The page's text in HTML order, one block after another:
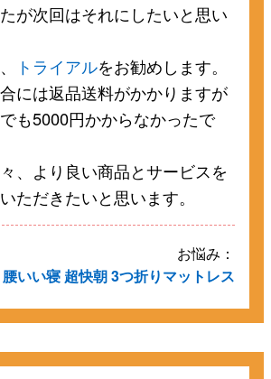
が次回はそれにしたいと思い
トライアルをお勧めします。
には返品送料がかかりますが
も5000円かからなかったで
、より良い商品とサービスを
ただきたいと思います。
お悩み：
腰いい寝 超快朝 3つ折りマットレス